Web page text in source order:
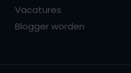
Vacatures
Blogger worden